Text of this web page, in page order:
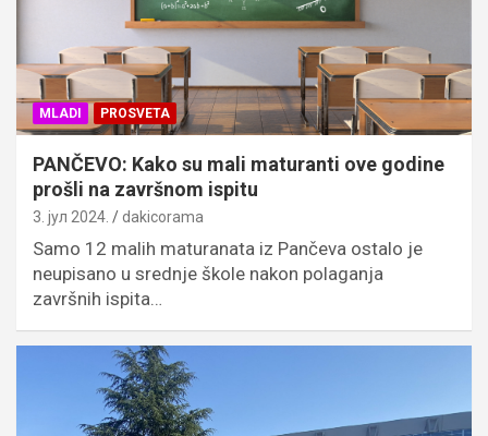
MLADI PROSVETA
PANČEVO: Kako su mali maturanti ove godine
prošli na završnom ispitu
3. јул 2024. dakicorama
Samo 12 malih maturanata iz Pančeva ostalo je
neupisano u srednje škole nakon polaganja
završnih ispita…